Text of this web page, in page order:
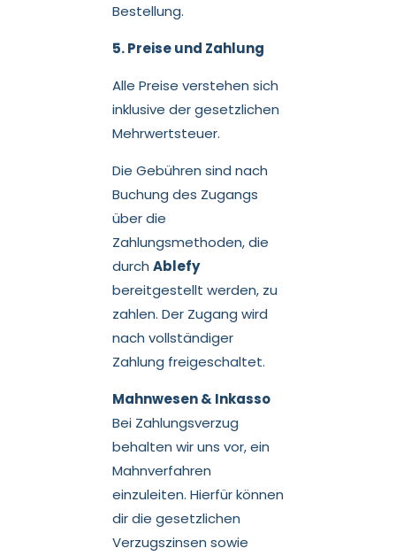
Bestellung.
5. Preise und Zahlung
Alle Preise verstehen sich
inklusive der gesetzlichen
Mehrwertsteuer.
Die Gebühren sind nach
Buchung des Zugangs
über die
Zahlungsmethoden, die
durch Ablefy
bereitgestellt werden, zu
zahlen. Der Zugang wird
nach vollständiger
Zahlung freigeschaltet.
Mahnwesen & Inkasso
Bei Zahlungsverzug
behalten wir uns vor, ein
Mahnverfahren
einzuleiten. Hierfür können
dir die gesetzlichen
Verzugszinsen sowie